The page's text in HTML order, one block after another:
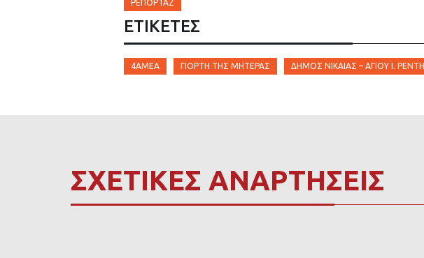
ΡΕΠΟΡΤΆΖ
ΕΤΙΚΈΤΕΣ
4AMEA ΓΙΟΡΤΉ ΤΗΣ ΜΗΤΈΡΑΣ ΔΉΜΟΣ ΝΊΚΑΙΑΣ – ΑΓΊΟΥ Ι. ΡΈΝΤΗ
ΣΧΕΤΙΚΕΣ ΑΝΑΡΤΗΣΕΙΣ